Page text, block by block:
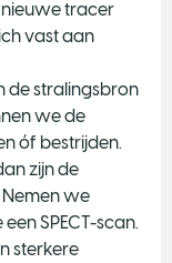
tracer
vast aan
de stralingsbron
we de
óf bestrijden.
zijn de
Nemen we
SPECT-scan.
sterkere